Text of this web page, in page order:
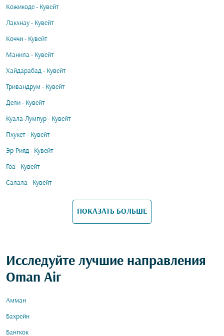
Кожикоде - Кувейт
Лакхнау - Кувейт
Коччи - Кувейт
Манила - Кувейт
Хайдарабад - Кувейт
Тривандрум - Кувейт
Дели - Кувейт
Куала-Лумпур - Кувейт
Пхукет - Кувейт
Эр-Рияд - Кувейт
Гоа - Кувейт
Салала - Кувейт
ПОКАЗАТЬ БОЛЬШЕ
Исследуйте лучшие направления
Oman Air
Амман
Бахрейн
Бангкок